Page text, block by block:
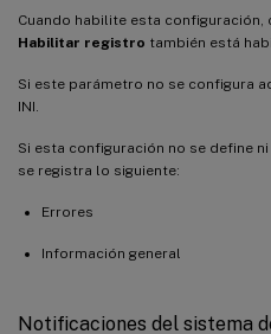
Cuando habilite esta
Habilitar registro también está
Si este parámetro no se configura
INI.
Si esta configuración no se define ni
se registra lo siguiente:
Errores
Información general
Notificaciones del sistema